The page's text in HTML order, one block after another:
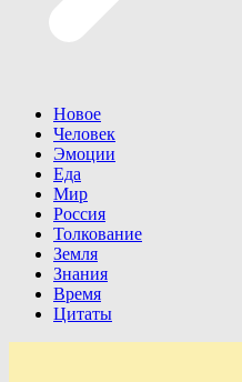
Новое
Человек
Эмоции
Еда
Мир
Россия
Толкование
Земля
Знания
Время
Цитаты